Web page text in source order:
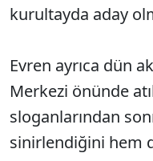
kurultayda aday
Evren ayrıca dün
Merkezi önünde
sloganlarından
sinirlendiğini hem